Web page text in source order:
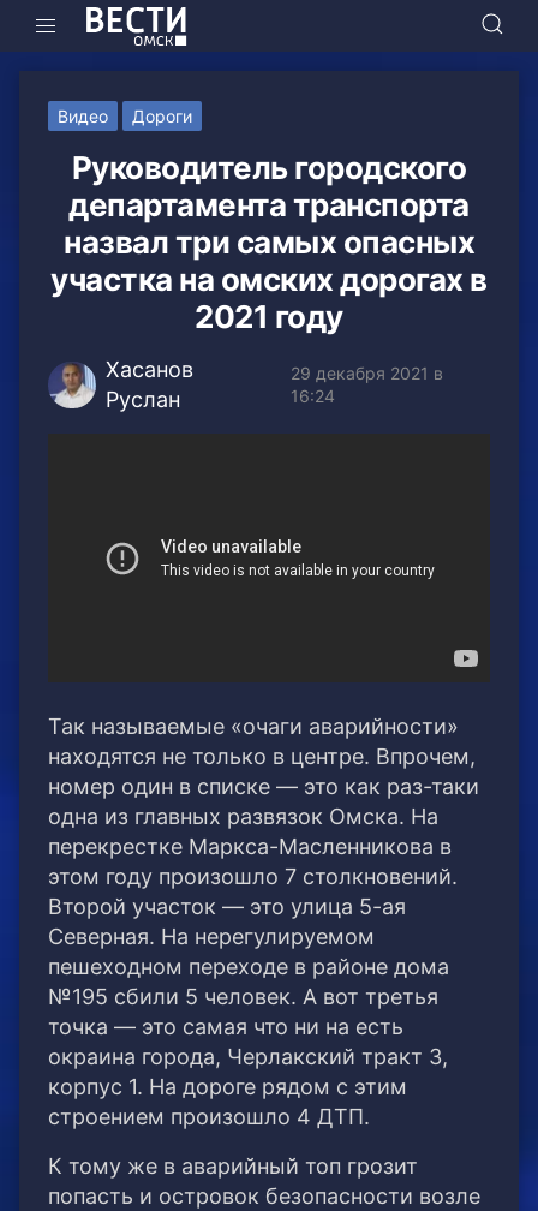
Видео Дороги
Руководитель городского
департамента транспорта
назвал три самых опасных
участка на омских дорогах в
2021 году
Хасанов
Руслан
29 декабря 2021 в
16:24
Так называемые «очаги аварийности»
находятся не только в центре. Впрочем,
номер один в списке — это как раз-таки
одна из главных развязок Омска. На
перекрестке Маркса-Масленникова в
этом году произошло 7 столкновений.
Второй участок — это улица 5-ая
Северная. На нерегулируемом
пешеходном переходе в районе дома
№195 сбили 5 человек. А вот третья
точка — это самая что ни на есть
окраина города, Черлакский тракт 3,
корпус 1. На дороге рядом с этим
строением произошло 4 ДТП.
К тому же в аварийный топ грозит
попасть и островок безопасности возле